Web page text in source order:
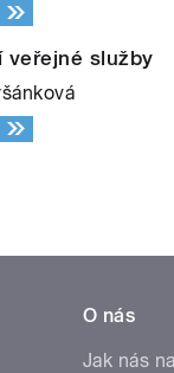
veřejné služby
O nás
Jak nás